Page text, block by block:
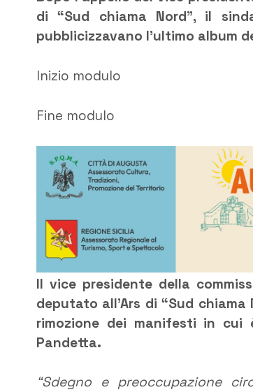
di “Sud chiama Nord”, il
pubblicizzavano l’ultimo album
Inizio modulo
Fine modulo
Il vice presidente della
deputato all’Ars di “Sud
rimozione dei manifesti in cui
Pandetta.
“Sdegno e preoccupazione